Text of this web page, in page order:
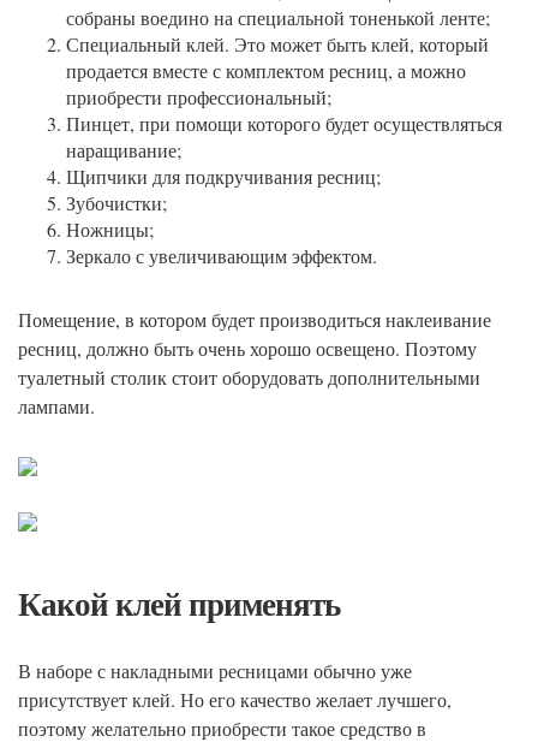
собраны воедино на специальной тоненькой ленте;
Специальный клей. Это может быть клей, который
продается вместе с комплектом ресниц, а можно
приобрести профессиональный;
Пинцет, при помощи которого будет осуществляться
наращивание;
Щипчики для подкручивания ресниц;
Зубочистки;
Ножницы;
Зеркало с увеличивающим эффектом.
Помещение, в котором будет производиться наклеивание
ресниц, должно быть очень хорошо освещено. Поэтому
туалетный столик стоит оборудовать дополнительными
лампами.
Какой клей применять
В наборе с накладными ресницами обычно уже
присутствует клей. Но его качество желает лучшего,
поэтому желательно приобрести такое средство в